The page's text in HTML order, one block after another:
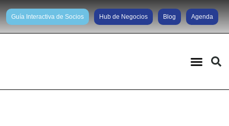
Guía Interactiva de Socios Hub de Negocios Blog Agenda